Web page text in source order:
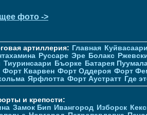
фото ->
артиллерия: Главная Куйвасаари
Руссаре Эре Болакс
Тиуринсаари Бъорке Батарея
Форт Кварвен Форт Оддероя Форт
Ярфлотта Форт Аустратт Где
и крепости:
Замок Бип Ивангород Изборск